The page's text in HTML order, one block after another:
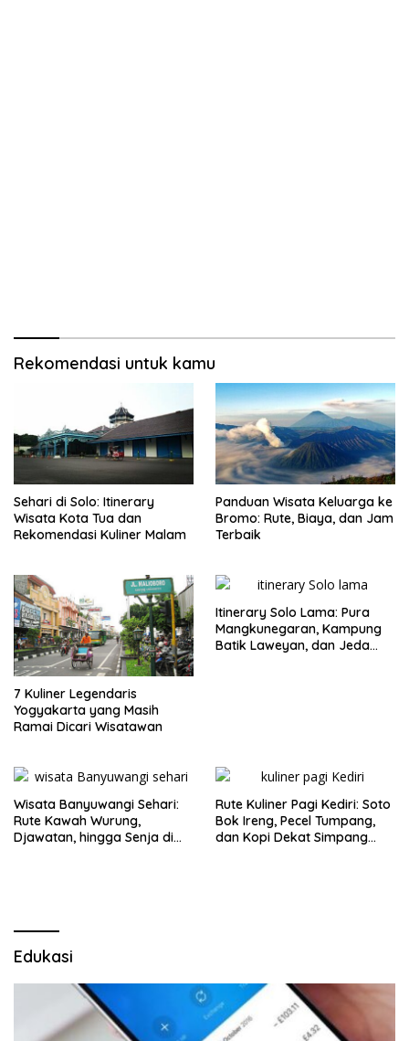
Rekomendasi untuk kamu
Sehari di Solo: Itinerary
Wisata Kota Tua dan
Rekomendasi Kuliner Malam
Panduan Wisata Keluarga ke
Bromo: Rute, Biaya, dan Jam
Terbaik
7 Kuliner Legendaris
Yogyakarta yang Masih
Ramai Dicari Wisatawan
Itinerary Solo Lama: Pura
Mangkunegaran, Kampung
Batik Laweyan, dan Jeda
Wisata Banyuwangi Sehari:
Rute Kawah Wurung,
Djawatan, hingga Senja di
Rute Kuliner Pagi Kediri: Soto
Bok Ireng, Pecel Tumpang,
dan Kopi Dekat Simpang
Edukasi